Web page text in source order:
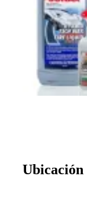
Ubicación